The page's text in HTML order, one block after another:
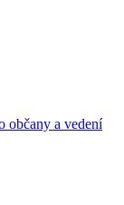
občany a vedení